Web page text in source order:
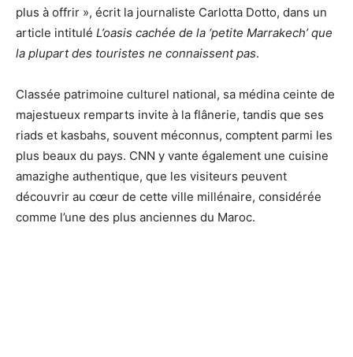
plus à offrir », écrit la journaliste Carlotta Dotto, dans un
article intitulé L’oasis cachée de la ‘petite Marrakech’ que
la plupart des touristes ne connaissent pas.
Classée patrimoine culturel national, sa médina ceinte de
majestueux remparts invite à la flânerie, tandis que ses
riads et kasbahs, souvent méconnus, comptent parmi les
plus beaux du pays. CNN y vante également une cuisine
amazighe authentique, que les visiteurs peuvent
découvrir au cœur de cette ville millénaire, considérée
comme l’une des plus anciennes du Maroc.